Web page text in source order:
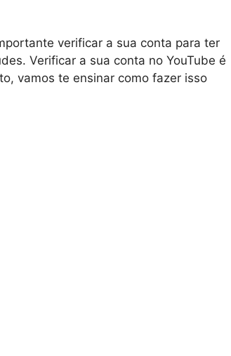
verificar a sua conta para ter
Verificar a sua conta no YouTube é
vamos te ensinar como fazer isso